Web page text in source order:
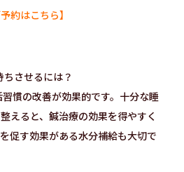
約はこちら】
させるには？
慣の改善が効果的です。十分な睡
えると、鍼治療の効果を得やすく
促す効果がある水分補給も大切で